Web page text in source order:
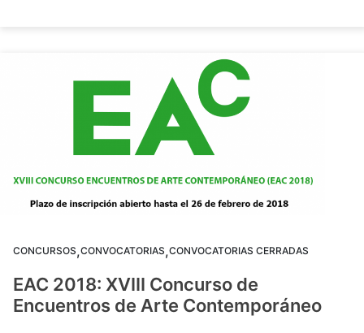
CONCURSOS,CONVOCATORIAS,CONVOCATORIAS CERRADAS
EAC 2018: XVIII Concurso de
Encuentros de Arte Contemporáneo